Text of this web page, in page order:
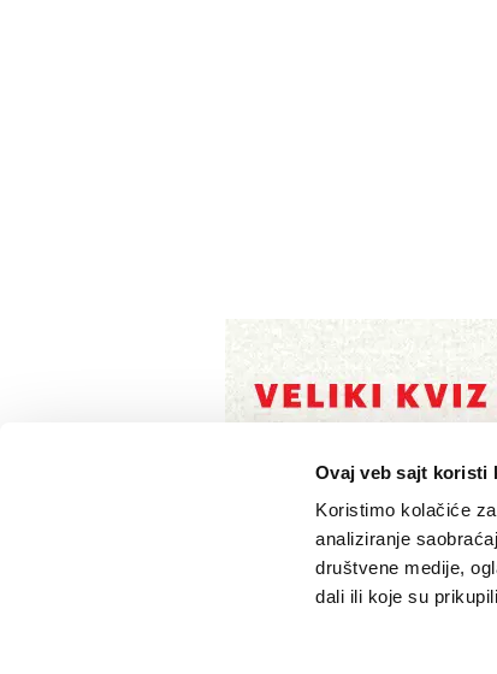
Ovaj veb sajt koristi
Koristimo kolačiće
analiziranje
društvene medije,
dali ili koje su